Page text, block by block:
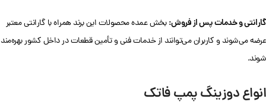
گارانتی و خدمات پس از فروش:بخش عمده محصولات این برند همراه با گارانتی معتبر
عرضه می‌شوند و کاربران می‌توانند از خدمات فنی و تأمین قطعات در داخل کشور بهره‌مند
شوند.
انواع دوزینگ پمپ فاتک